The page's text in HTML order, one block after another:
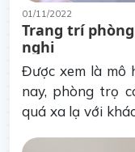
01/11/2022
Trang trí
nghi
Được xem là mô
nay, phòng trọ
quá xa lạ với